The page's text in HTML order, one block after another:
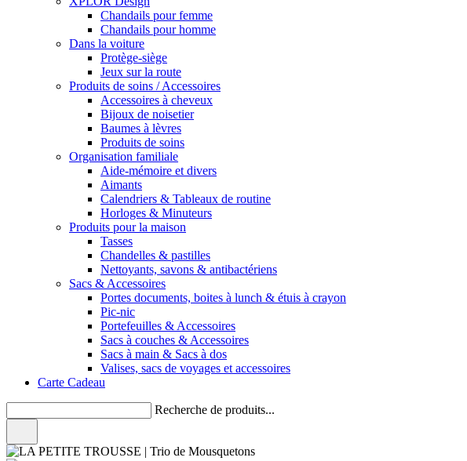
Chandails pour femme
Chandails pour homme
Dans la voiture
Protège-siège
Jeux sur la route
Produits de soins / Accessoires
Accessoires à cheveux
Bijoux de noisetier
Baumes à lèvres
Produits de soins
Organisation familiale
Aide-mémoire et divers
Aimants
Calendriers & Tableaux de routine
Horloges & Minuteurs
Produits pour la maison
Tasses
Chandelles & pastilles
Nettoyants, savons & antibactériens
Sacs & Accessoires
Portes documents, boites à lunch & étuis à crayon
Pic-nic
Portefeuilles & Accessoires
Sacs à couches & Accessoires
Sacs à main & Sacs à dos
Valises, sacs de voyages et accessoires
Carte Cadeau
Recherche de produits...